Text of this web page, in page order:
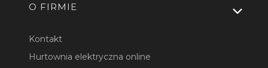
O FIRMIE
Kontakt
Hurtownia elektryczna online